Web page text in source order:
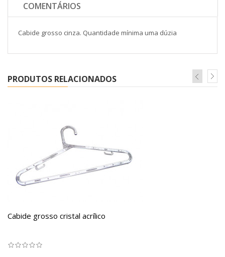
COMENTÁRIOS
Cabide grosso cinza. Quantidade mínima uma dúzia
PRODUTOS RELACIONADOS
Cabide grosso cristal acrílico